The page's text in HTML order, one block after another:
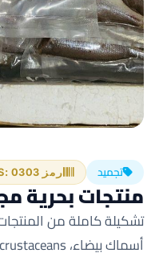
تجميد رمز HS: 0303
منتجات بحرية
تشكيلة كاملة من